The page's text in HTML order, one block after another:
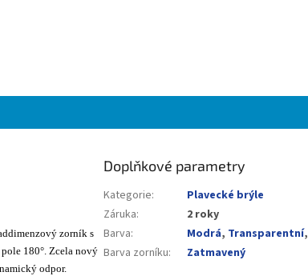
zorník s
180°. Zcela nový
odpor.
Doplňkové parametry
Kategorie:
Plavecké brýle
Záruka:
2 roky
Barva: Modrá, Transparentní,
Barva zorníku: Zatmavený